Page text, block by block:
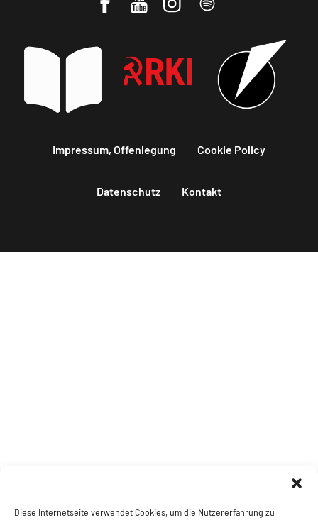
Diese Internetseite verwendet Cookies, um die Nutzererfahrung zu
Impressum, Offenlegung Cookie Policy
Datenschutz Kontakt